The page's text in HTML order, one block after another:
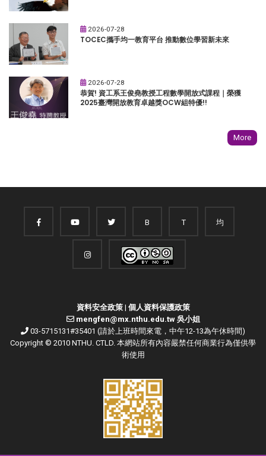
2026-07-28
TOCEC攜手均一教育平台 推動數位學習新未來
2026-07-28
恭賀! 資工系王俊堯教授工程數學開放式課程｜榮獲
2025臺灣開放教育卓越獎OCW組特優!!
More
B T 均
資料安全政策| 個人資料保護政策
mengfen@mx.nthu.edu.tw 吳小姐
03-5715131#35401 (請於上班時間來電，中午12-13為午休時間)
Copyright © 2010 NTHU. CTLD. 本網站所有內容嚴禁任何商業行為僅供學
術使用